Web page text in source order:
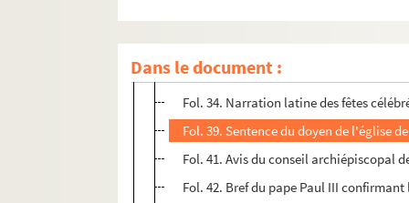
Dans le document :
Fol. 6. Mandement de l'archevêque de
Fol. 8. Lettres circulaires manuscrites
Fol. 33. Lettre circulaire manuscrite du
Fol. 34. Narration latine des fêtes
Fol. 39. Sentence du doyen de l'église
Fol. 41. Avis du conseil archiépiscopal
Fol. 42. Bref du pape Paul III